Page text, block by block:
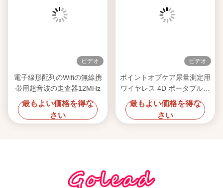
ビデオ
電子線形配列のWifiの無線携
帯用超音波の走査器12MHz
最もよい価格を得な
さい
ビデオ
ポイントオブケア尿量測定用
ワイヤレス 4D ポータブル膀
胱スキャナ
最もよい価格を得な
さい